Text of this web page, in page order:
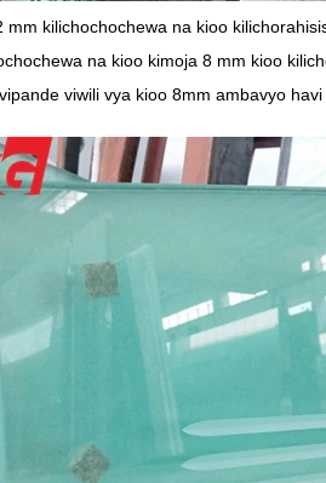
mm kilichochochewa na kioo
na kioo kimoja 8 mm kioo
viwili vya kioo 8mm ambavyo